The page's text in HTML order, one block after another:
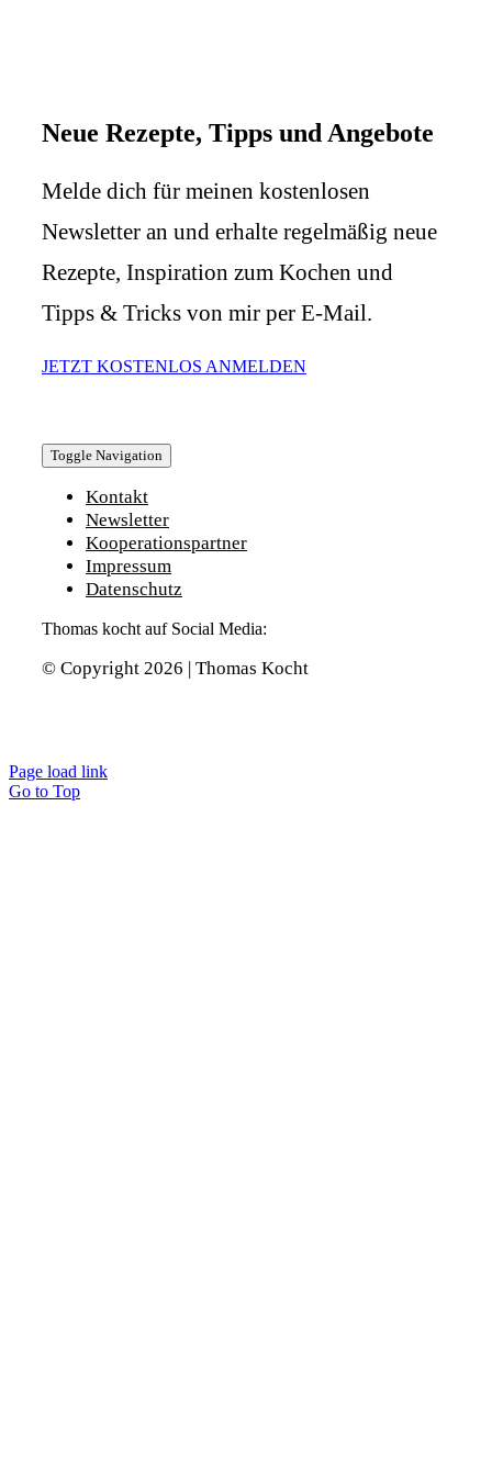
Neue Rezepte, Tipps und Angebote
Melde dich für meinen kostenlosen
Newsletter an und erhalte regelmäßig neue
Rezepte, Inspiration zum Kochen und
Tipps & Tricks von mir per E-Mail.
JETZT KOSTENLOS ANMELDEN
Toggle Navigation
Kontakt
Newsletter
Kooperationspartner
Impressum
Datenschutz
Thomas kocht auf Social Media:
© Copyright 2026 | Thomas Kocht
Page load link
Go to Top